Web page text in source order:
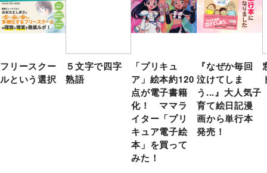
フリースクー
ルという選択
５文字で四字
熟語
「プリキュ
ア」絵本約120
点が電子書籍
化！ ママラ
イター「プリ
キュア電子絵
本」を買って
みた！
『なぜか毎回
泣けてしま
う...』大人気子
育て絵日記漫
画から単行本
発売！